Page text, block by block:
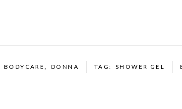
BODYCARE, DONNA TAG: SHOWER GEL